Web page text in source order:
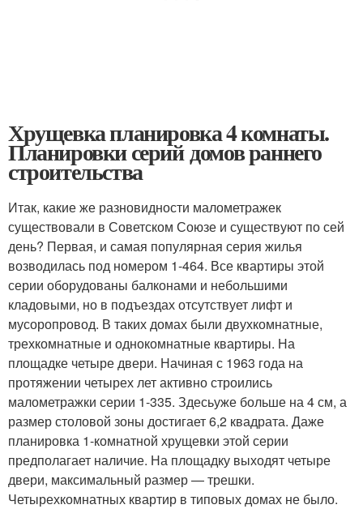
Хрущевка планировка 4 комнаты.
Планировки серий домов раннего
строительства
Итак, какие же разновидности малометражек
существовали в Советском Союзе и существуют по сей
день? Первая, и самая популярная серия жилья
возводилась под номером 1-464. Все квартиры этой
серии оборудованы балконами и небольшими
кладовыми, но в подъездах отсутствует лифт и
мусоропровод. В таких домах были двухкомнатные,
трехкомнатные и однокомнатные квартиры. На
площадке четыре двери. Начиная с 1963 года на
протяжении четырех лет активно строились
малометражки серии 1-335. Здесьуже больше на 4 см, а
размер столовой зоны достигает 6,2 квадрата. Даже
планировка 1-комнатной хрущевки этой серии
предполагает наличие. На площадку выходят четыре
двери, максимальный размер — трешки.
Четырехкомнатных квартир в типовых домах не было.